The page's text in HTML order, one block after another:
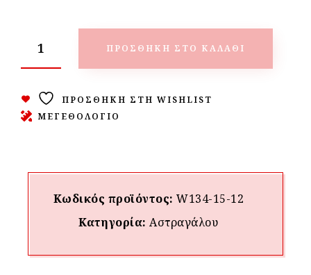
ΠΡΟΣΘΉΚΗ ΣΤΟ ΚΑΛΆΘΙ
ΠΡΟΣΘΉΚΗ ΣΤΗ WISHLIST
ΜΕΓΕΘΟΛΟΓΙΟ
Κωδικός προϊόντος:W134-15-12
Κατηγορία:Αστραγάλου